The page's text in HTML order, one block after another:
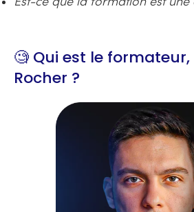
🧐 Qui est le formateur,
Rocher ?